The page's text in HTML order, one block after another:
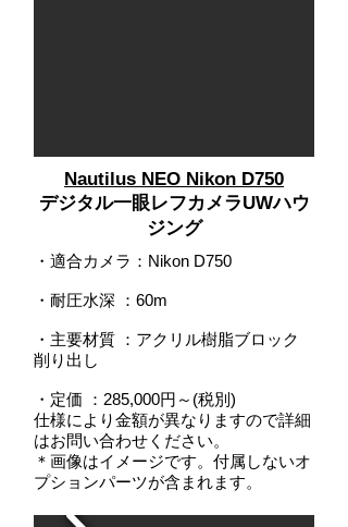
Nautilus NEO Nikon D750
デジタル一眼レフカメラUWハウ
ジング
・適合カメラ：Nikon D750
・耐圧水深 ： 60m
・主要材質 ：アクリル樹脂ブロック
削り出し
・定価 ：285,000円～(税別)
仕様により金額が異なりますので詳細
はお問い合わせください。
＊画像はイメージです。付属しないオ
プションパーツが含まれます。